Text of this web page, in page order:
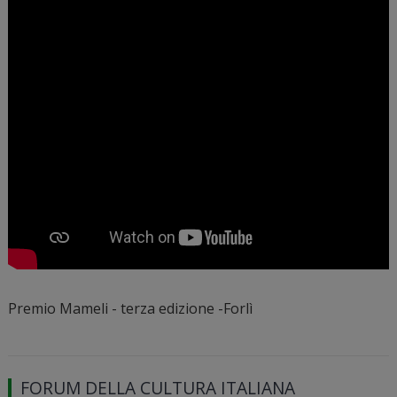
Premio Mameli - terza edizione -Forlì
FORUM DELLA CULTURA ITALIANA